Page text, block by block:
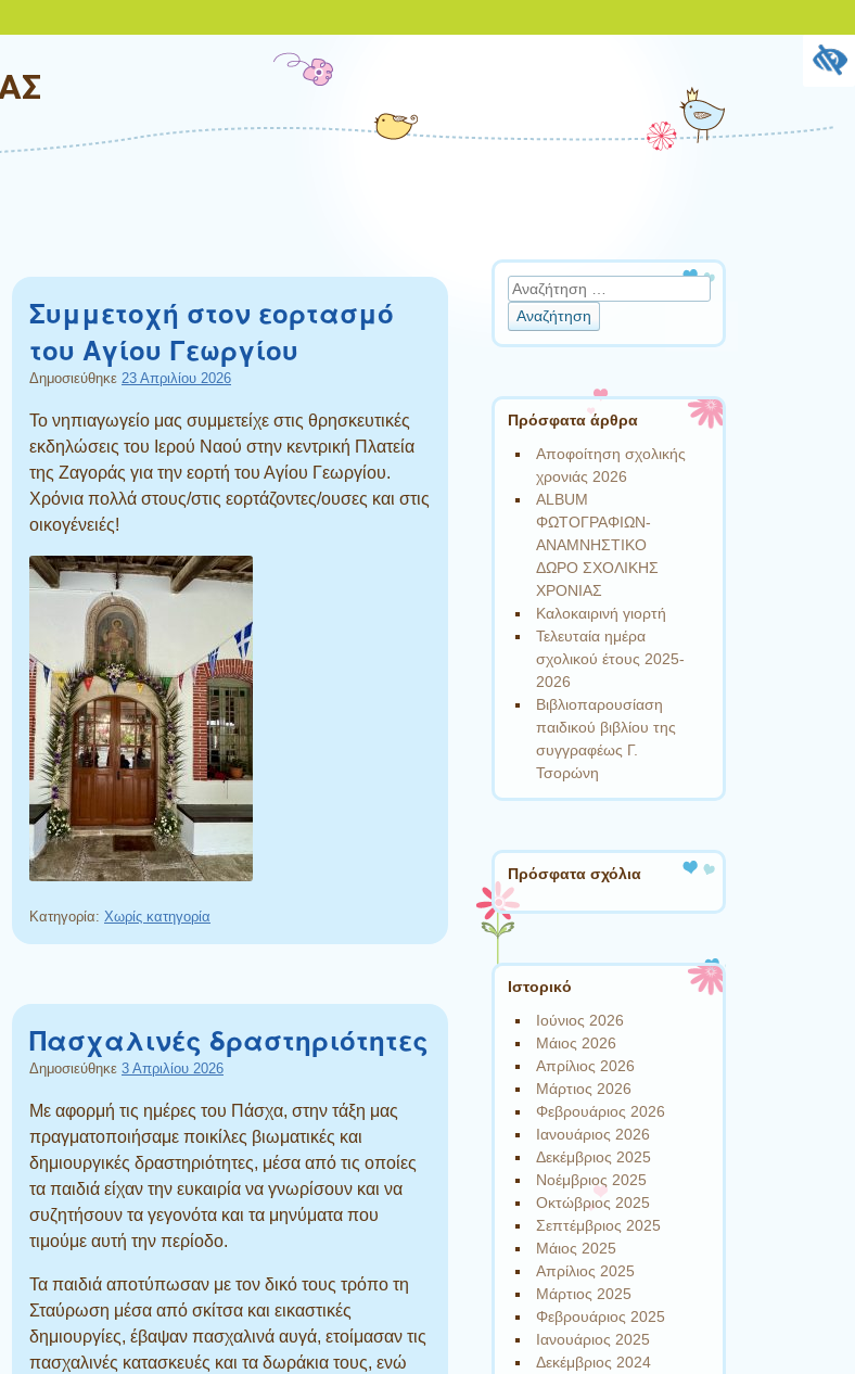
Συμμετοχή στον εορτασμό
του Αγίου Γεωργίου
Δημοσιεύθηκε 23 Απριλίου 2026
Το νηπιαγωγείο μας συμμετείχε στις θρησκευτικές
εκδηλώσεις του Ιερού Ναού στην κεντρική Πλατεία
της Ζαγοράς για την εορτή του Αγίου Γεωργίου.
Χρόνια πολλά στους/στις εορτάζοντες/ουσες και στις
οικογένειές!
Κατηγορία: Χωρίς κατηγορία
Πασχαλινές δραστηριότητες
Δημοσιεύθηκε 3 Απριλίου 2026
Με αφορμή τις ημέρες του Πάσχα, στην τάξη μας
πραγματοποιήσαμε ποικίλες βιωματικές και
δημιουργικές δραστηριότητες, μέσα από τις οποίες
τα παιδιά είχαν την ευκαιρία να γνωρίσουν και να
συζητήσουν τα γεγονότα και τα μηνύματα που
τιμούμε αυτή την περίοδο.
Τα παιδιά αποτύπωσαν με τον δικό τους τρόπο τη
Σταύρωση μέσα από σκίτσα και εικαστικές
δημιουργίες, έβαψαν πασχαλινά αυγά, ετοίμασαν τις
πασχαλινές κατασκευές και τα δωράκια τους, ενώ
Αναζήτηση
Πρόσφατα άρθρα
Αποφοίτηση σχολικής
χρονιάς 2026
ALBUM
ΦΩΤΟΓΡΑΦΙΩΝ-
ΑΝΑΜΝΗΣΤΙΚΟ
ΔΩΡΟ ΣΧΟΛΙΚΗΣ
ΧΡΟΝΙΑΣ
Καλοκαιρινή γιορτή
Τελευταία ημέρα
σχολικού έτους 2025-
2026
Βιβλιοπαρουσίαση
παιδικού βιβλίου της
συγγραφέως Γ.
Τσορώνη
Πρόσφατα σχόλια
Ιστορικό
Ιούνιος 2026
Μάιος 2026
Απρίλιος 2026
Μάρτιος 2026
Φεβρουάριος 2026
Ιανουάριος 2026
Δεκέμβριος 2025
Νοέμβριος 2025
Οκτώβριος 2025
Σεπτέμβριος 2025
Μάιος 2025
Απρίλιος 2025
Μάρτιος 2025
Φεβρουάριος 2025
Ιανουάριος 2025
Δεκέμβριος 2024